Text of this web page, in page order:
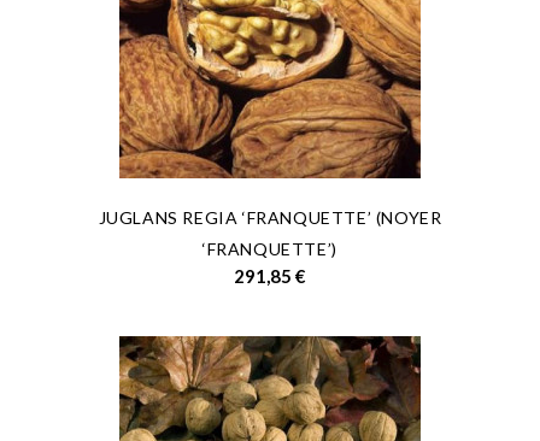
JUGLANS REGIA ‘FRANQUETTE’ (NOYER
‘FRANQUETTE’)
291,85 €